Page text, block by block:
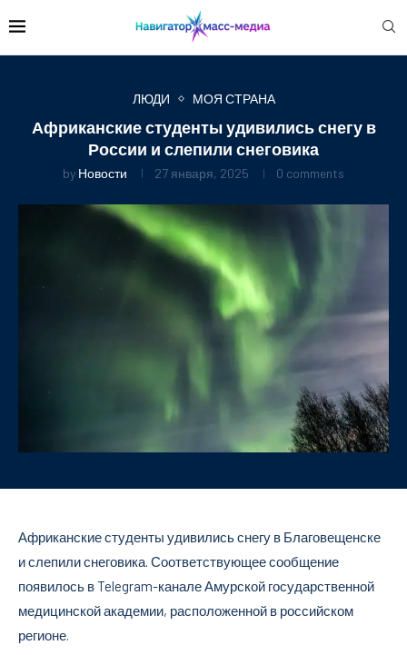
ЛЮДИ МОЯ СТРАНА
Африканские студенты удивились снегу в
России и слепили снеговика
by Новости 27 января, 2025 0 comments
Африканские студенты удивились снегу в Благовещенске
и слепили снеговика. Соответствующее сообщение
появилось в Telegram-канале Амурской государственной
медицинской академии, расположенной в российском
регионе.